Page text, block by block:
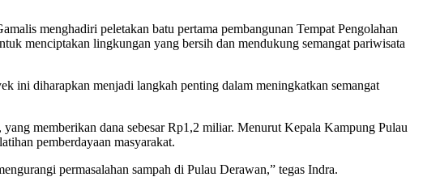
menghadiri peletakan batu pertama pembangunan Tempat Pengolahan
menciptakan lingkungan yang bersih dan mendukung semangat pariwisata
ini diharapkan menjadi langkah penting dalam meningkatkan semangat
memberikan dana sebesar Rp1,2 miliar. Menurut Kepala Kampung Pulau
pemberdayaan masyarakat.
permasalahan sampah di Pulau Derawan,” tegas Indra.